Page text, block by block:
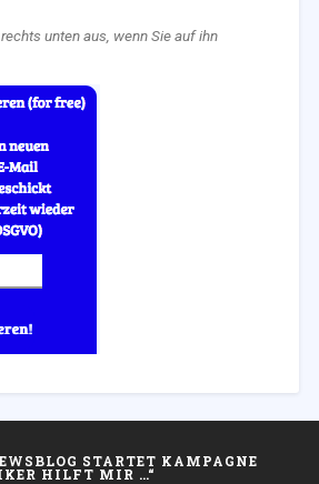
unten aus, wenn Sie auf ihn
STARTET KAMPAGNE
HILFT MIR …“